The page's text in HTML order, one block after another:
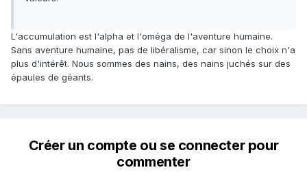
L'accumulation est l'alpha et l'oméga de l'aventure humaine.
Sans aventure humaine, pas de libéralisme, car sinon le choix n'a
plus d'intérêt. Nous sommes des nains, des nains juchés sur des
épaules de géants.
Créer un compte ou se connecter pour
commenter